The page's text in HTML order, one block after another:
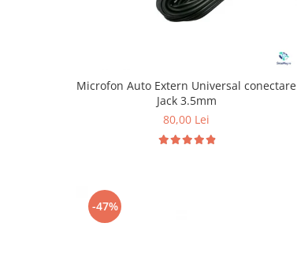
Microfon Auto Extern Universal conectare
Jack 3.5mm
80,00 Lei
-47%